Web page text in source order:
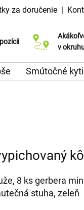
za doručenie |
v
Služba
Smútočné
8 ks gerbera
stuha, zeleň